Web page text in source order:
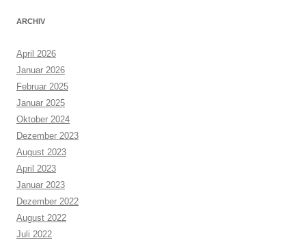
ARCHIV
April 2026
Januar 2026
Februar 2025
Januar 2025
Oktober 2024
Dezember 2023
August 2023
April 2023
Januar 2023
Dezember 2022
August 2022
Juli 2022